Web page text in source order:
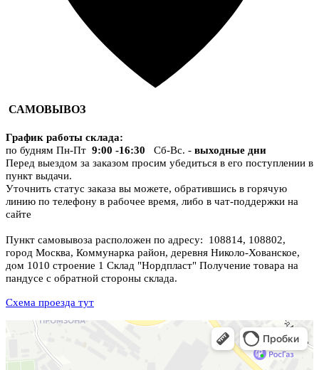
САМОВЫВОЗ
График работы склада:
по будням Пн-Пт 9:00 -16:30 Сб-Вс. - выходные дни
Перед выездом за заказом просим убедиться в его поступлении в
пункт выдачи.
Уточнить статус заказа вы можете, обратившись в горячую
линию по телефону в рабочее время, либо в чат-поддержки на
сайте
Пункт самовывоза расположен по адресу: 108814, 108802,
город Москва, Коммунарка район, деревня Николо-Хованское,
дом 1010 строение 1 Склад "Нордпласт" Получение товара на
пандусе с обратной стороны склада.
Схема проезда тут